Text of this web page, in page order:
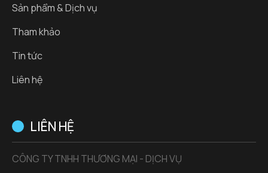
Sản phẩm & Dịch vụ
Tham khảo
Tin tức
Liên hệ
LIÊN HỆ
CÔNG TY TNHH THƯƠNG MẠI - DỊCH VỤ